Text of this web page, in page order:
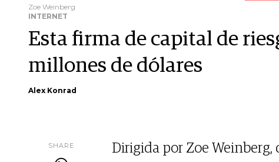
Zoe Weinberg
INTERNET
Esta firma de capital de
millones de dólares
Alex Konrad
SHARE
Dirigida por Zoe Weinberg,